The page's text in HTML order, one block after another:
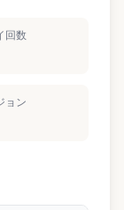
回数
ョン